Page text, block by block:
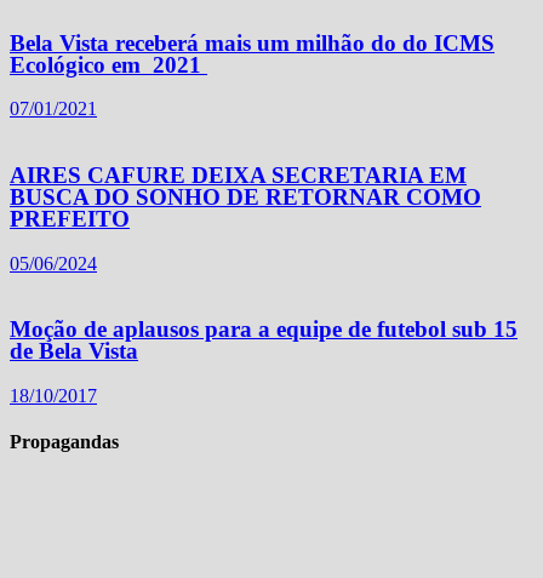
Bela Vista receberá mais um milhão do do ICMS
Ecológico em 2021
07/01/2021
AIRES CAFURE DEIXA SECRETARIA EM
BUSCA DO SONHO DE RETORNAR COMO
PREFEITO
05/06/2024
Moção de aplausos para a equipe de futebol sub 15
de Bela Vista
18/10/2017
Propagandas